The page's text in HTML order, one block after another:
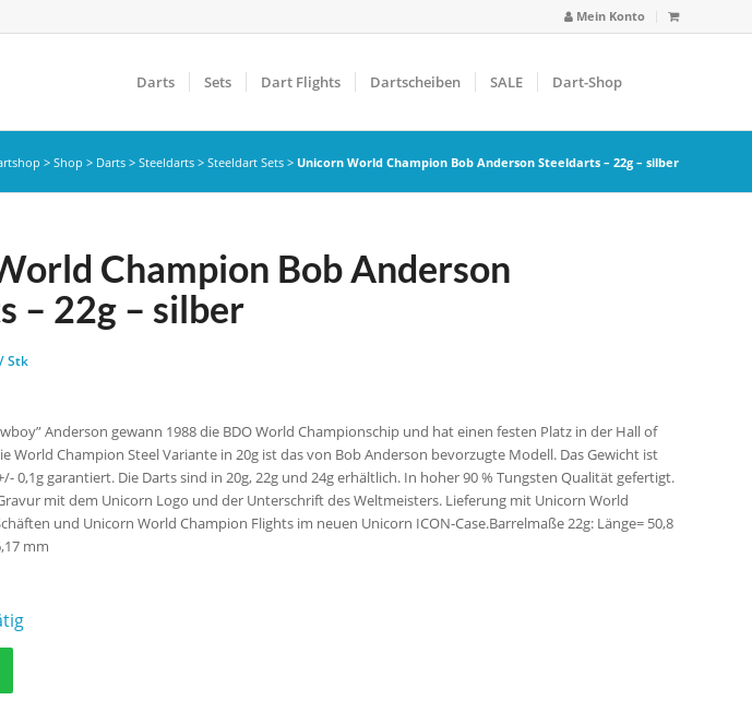
Mein Konto
Darts Sets Dart Flights Dartscheiben SALE Dart-Shop
> Shop > Darts > Steeldarts > Steeldart Sets > Unicorn World Champion Bob Anderson Steeldarts – 22g – silber
Champion Bob Anderson
– 22g – silber
/Stk
Anderson gewann 1988 die BDO World Championschip und hat einen festen Platz in der Hall of
World Champion Steel Variante in 20g ist das von Bob Anderson bevorzugte Modell. Das Gewicht ist
0,1g garantiert. Die Darts sind in 20g, 22g und 24g erhältlich. In hoher 90 % Tungsten Qualität gefertigt.
mit dem Unicorn Logo und der Unterschrift des Weltmeisters. Lieferung mit Unicorn World
und Unicorn World Champion Flights im neuen Unicorn ICON-Case.Barrelmaße 22g: Länge= 50,8
mm